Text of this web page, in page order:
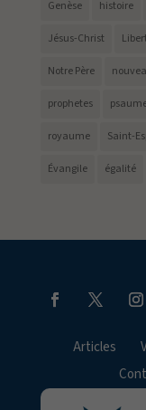
Genèse histoire
Jésus-Christ
Notre Père
prophetes
royaume Saint-
Évangile égalité
Articles